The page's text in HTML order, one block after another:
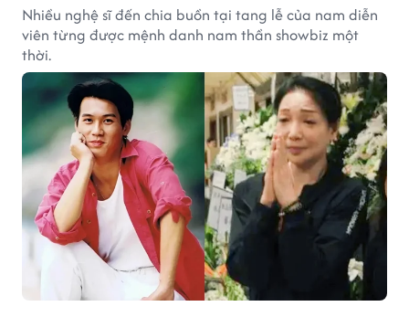
Nhiều nghệ sĩ đến chia buồn tại tang lễ của nam diễn
viên từng được mệnh danh nam thần showbiz một
thời.